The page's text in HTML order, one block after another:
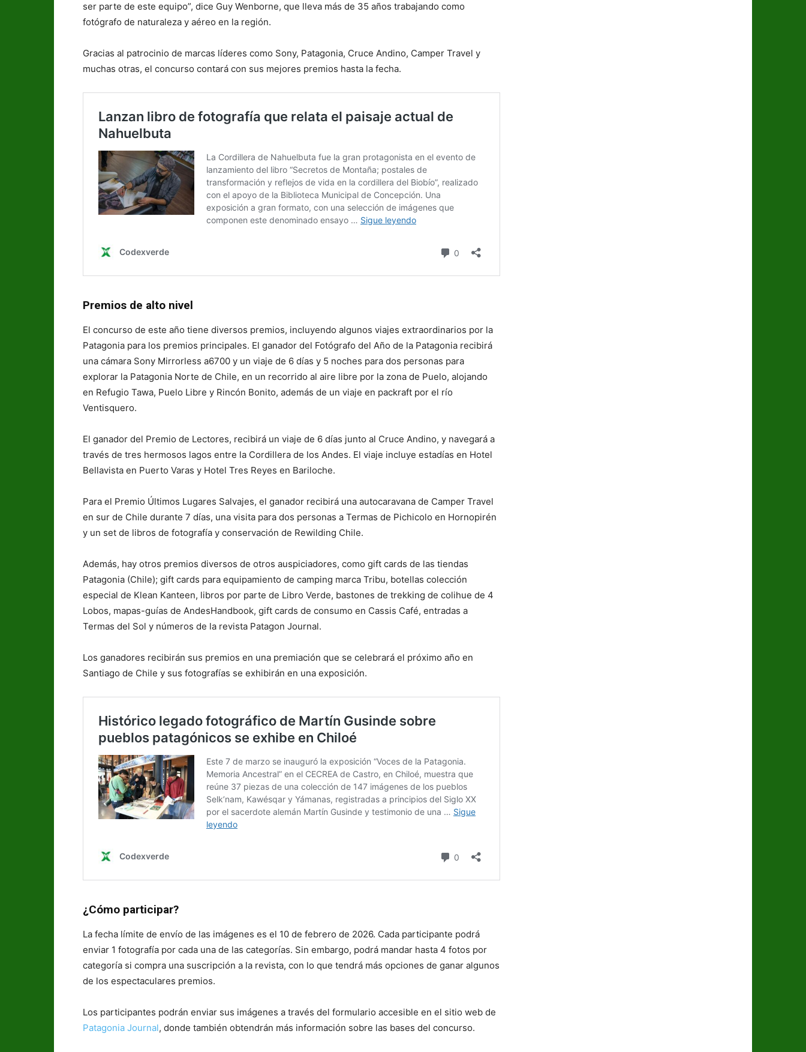
ser parte de este equipo”, dice Guy Wenborne, que lleva más de 35 años trabajando como
fotógrafo de naturaleza y aéreo en la región.
Gracias al patrocinio de marcas líderes como Sony, Patagonia, Cruce Andino, Camper Travel y
muchas otras, el concurso contará con sus mejores premios hasta la fecha.
Premios de alto nivel
El concurso de este año tiene diversos premios, incluyendo algunos viajes extraordinarios por la
Patagonia para los premios principales. El ganador del Fotógrafo del Año de la Patagonia recibirá
una cámara Sony Mirrorless a6700 y un viaje de 6 días y 5 noches para dos personas para
explorar la Patagonia Norte de Chile, en un recorrido al aire libre por la zona de Puelo, alojando
en Refugio Tawa, Puelo Libre y Rincón Bonito, además de un viaje en packraft por el río
Ventisquero.
El ganador del Premio de Lectores, recibirá un viaje de 6 días junto al Cruce Andino, y navegará a
través de tres hermosos lagos entre la Cordillera de los Andes. El viaje incluye estadías en Hotel
Bellavista en Puerto Varas y Hotel Tres Reyes en Bariloche.
Para el Premio Últimos Lugares Salvajes, el ganador recibirá una autocaravana de Camper Travel
en sur de Chile durante 7 días, una visita para dos personas a Termas de Pichicolo en Hornopirén
y un set de libros de fotografía y conservación de Rewilding Chile.
Además, hay otros premios diversos de otros auspiciadores, como gift cards de las tiendas
Patagonia (Chile); gift cards para equipamiento de camping marca Tribu, botellas colección
especial de Klean Kanteen, libros por parte de Libro Verde, bastones de trekking de colihue de 4
Lobos, mapas-guías de AndesHandbook, gift cards de consumo en Cassis Café, entradas a
Termas del Sol y números de la revista Patagon Journal.
Los ganadores recibirán sus premios en una premiación que se celebrará el próximo año en
Santiago de Chile y sus fotografías se exhibirán en una exposición.
¿Cómo participar?
La fecha límite de envío de las imágenes es el 10 de febrero de 2026. Cada participante podrá
enviar 1 fotografía por cada una de las categorías. Sin embargo, podrá mandar hasta 4 fotos por
categoría si compra una suscripción a la revista, con lo que tendrá más opciones de ganar algunos
de los espectaculares premios.
Los participantes podrán enviar sus imágenes a través del formulario accesible en el sitio web de
Patagonia Journal, donde también obtendrán más información sobre las bases del concurso.